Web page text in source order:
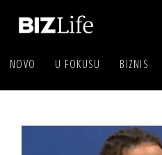
NOVO U FOKUSU BIZNIS